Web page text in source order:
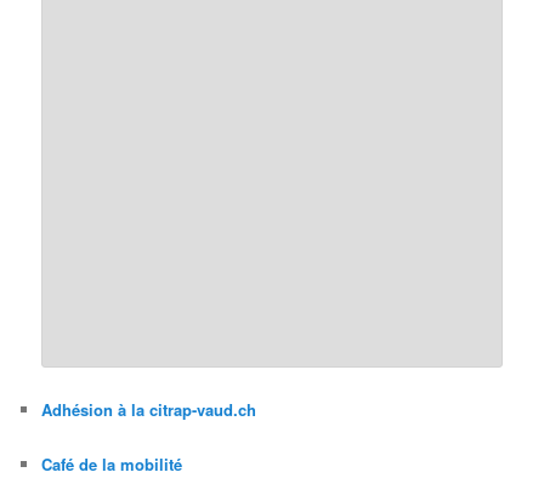
Adhésion à la citrap-vaud.ch
Café de la mobilité